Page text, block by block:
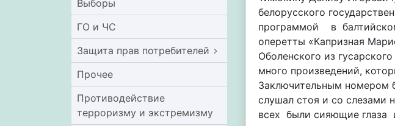
Выборы
ГО и ЧС
Защита прав потребителей
Прочее
Противодействие
терроризму и экстремизму
белорусского
программой в
оперетты «Капризная
Оболенского из
много произведений,
Заключительным номером
слушал стоя и со слезами
всех были сияющие глаза